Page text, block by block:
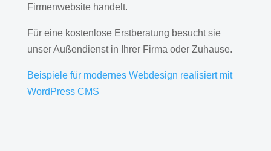
Firmenwebsite handelt.
Für eine kostenlose Erstberatung besucht sie
unser Außendienst in Ihrer Firma oder Zuhause.
Beispiele für modernes Webdesign realisiert mit
WordPress CMS